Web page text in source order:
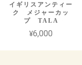
イギリスアンティー
ク メジャーカッ
プ TALA
¥6,000